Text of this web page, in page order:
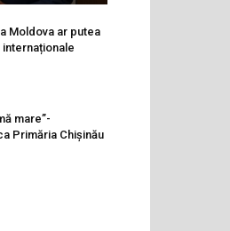
Moldova ar putea
mare”-
Primăria Chișinău